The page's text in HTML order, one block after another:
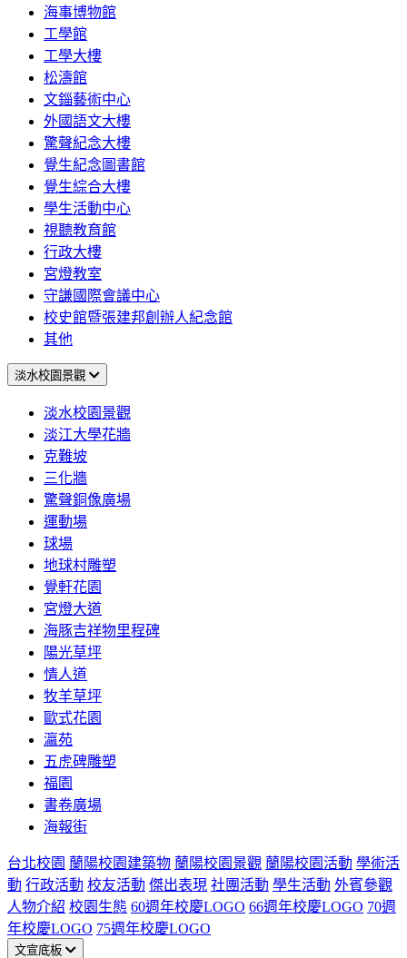
海事博物館
工學館
工學大樓
松濤館
文錙藝術中心
外國語文大樓
驚聲紀念大樓
覺生紀念圖書館
覺生綜合大樓
學生活動中心
視聽教育館
行政大樓
宮燈教室
守謙國際會議中心
校史館暨張建邦創辦人紀念館
其他
淡水校園景觀
淡水校園景觀
淡江大學花牆
克難坡
三化牆
驚聲銅像廣場
運動場
球場
地球村雕塑
覺軒花園
宮燈大道
海豚吉祥物里程碑
陽光草坪
情人道
牧羊草坪
歐式花園
瀛苑
五虎碑雕塑
福園
書卷廣場
海報街
台北校園 蘭陽校園建築物 蘭陽校園景觀 蘭陽校園活動 學術活
動 行政活動 校友活動 傑出表現 社團活動 學生活動 外賓參觀
人物介紹 校園生態 60週年校慶LOGO 66週年校慶LOGO 70週
年校慶LOGO 75週年校慶LOGO
文宣底板